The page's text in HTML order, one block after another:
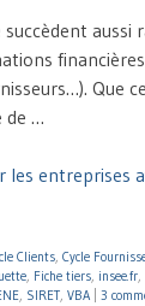
aussi
Que
de …
entreprises
Clients, Cycle
, Fiche tiers, insee.fr,
, SIRET, VBA 3